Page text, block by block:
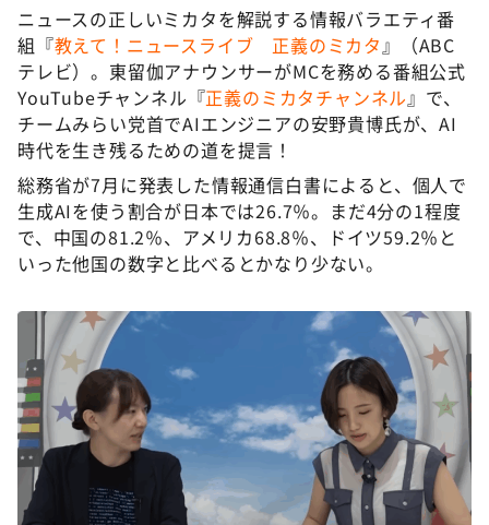
て真剣です
探偵！ナイトスクープ
news おかえり
河合＆A.B.C-Z塚田×福井アナ「なんでやねん！？」
（news おかえり）
DAIGOも台所 ～きょうの献立 何にする？～
本日はダイアンなり！シーズン２
朝だ！生です旅サラダ
ＬＩＦＥ～夢のカタチ～
新婚さんいらっしゃい！
ポツンと一軒家
ザキ山小屋本館
ぺこぱのまるスポ
アナ回覧板
ニュースの正しいミカタを解説する情報バラエティ番
組『教えて！ニュースライブ 正義のミカタ 』（ABC
テレビ）。東留伽アナウンサーがMCを務める番組公式
YouTubeチャンネル『正義のミカタチャンネル 』で、
チームみらい党首でAIエンジニアの安野貴博氏が、AI
時代を生き残るための道を提言！
総務省が7月に発表した情報通信白書によると、個人で
生成AIを使う割合が日本では26.7％。まだ4分の1程度
で、中国の81.2％、アメリカ68.8％、ドイツ59.2％と
いった他国の数字と比べるとかなり少ない。